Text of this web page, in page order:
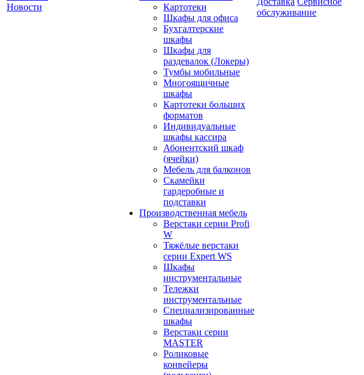
Новости
Картотеки
Шкафы для офиса
Бухгалтерские
шкафы
Шкафы для
раздевалок (Локеры)
Тумбы мобильные
Многоящичные
шкафы
Картотеки больших
форматов
Индивидуальные
шкафы кассира
Абонентский шкаф
(ячейки)
Мебель для балконов
Скамейки
гардеробные и
подставки
Производственная мебель
Верстаки серии Profi
W
Тяжёлые верстаки
серии Expert WS
Шкафы
инструментальные
Тележки
инструментальные
Cпециализированные
шкафы
Верстаки серии
MASTER
Роликовые
конвейеры
обслуживание